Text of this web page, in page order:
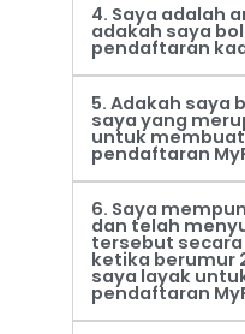
4. Saya adalah
adakah saya
pendaftaran
5. Adakah saya
saya yang
untuk
pendaftaran
6. Saya
dan telah
tersebut
ketika berumur
saya layak
pendaftaran